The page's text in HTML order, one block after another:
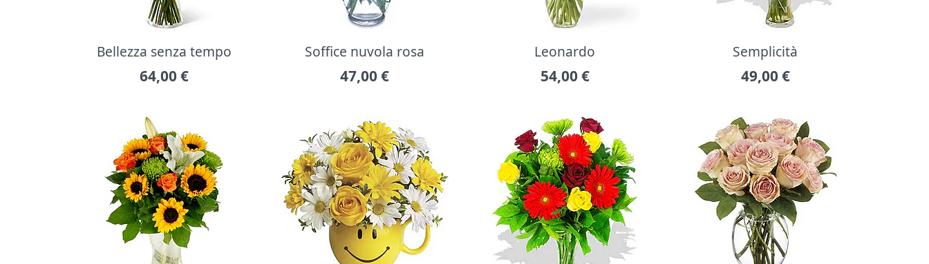
Bellezza senza tempo
64,00 €
Soffice nuvola rosa
47,00 €
Leonardo
54,00 €
Semplicità
49,00 €